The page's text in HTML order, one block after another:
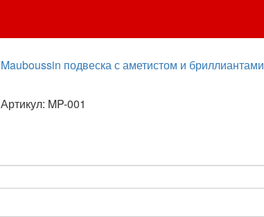
Mauboussin подвеска с аметистом и бриллиантами
Артикул: MP-001